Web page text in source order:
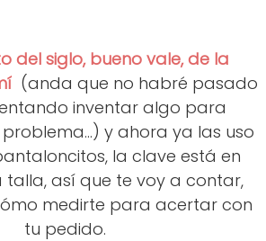
del siglo, bueno vale, de la
(anda que no habré pasado
inventar algo para
y ahora ya las uso
la clave está en
así que te voy a contar,
medirte para acertar con
tu pedido.